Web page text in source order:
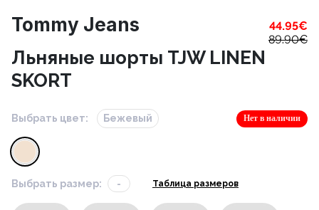
Tommy Jeans 44.95€
89.90€
Льняные шорты TJW LINEN
SKORT
Выбрать цвет: Бежевый Нет в наличии
Выбрать размер: - Таблица размеров